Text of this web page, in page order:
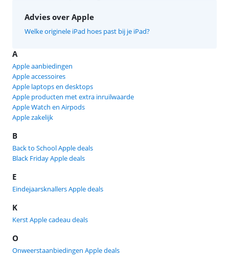
Advies over Apple
Welke originele iPad hoes past bij je iPad?
A
Apple aanbiedingen
Apple accessoires
Apple laptops en desktops
Apple producten met extra inruilwaarde
Apple Watch en Airpods
Apple zakelijk
B
Back to School Apple deals
Black Friday Apple deals
E
Eindejaarsknallers Apple deals
K
Kerst Apple cadeau deals
O
Onweerstaanbiedingen Apple deals